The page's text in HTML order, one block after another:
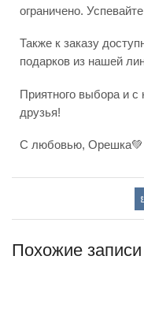
ограничено.
Также к заказу
подарков из нашей
Приятного выбора и
друзья!
С любовью, Орешка💚
Похожие записи